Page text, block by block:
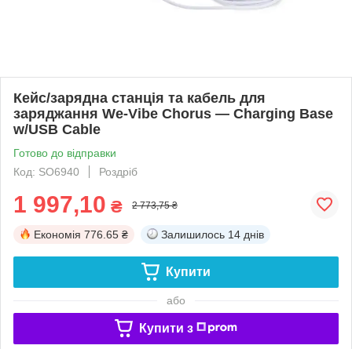
Кейс/зарядна станція та кабель для
заряджання We-Vibe Chorus — Charging Base
w/USB Cable
Готово до відправки
Код: SO6940
Роздріб
1 997,10 ₴ 2 773,75 ₴
Економія 776.65 ₴ Залишилось 14 днів
Купити
або
Купити з